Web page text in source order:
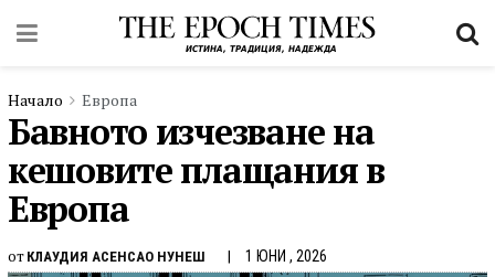
Начало Европа
Бавното изчезване на
кешовите плащания в
Европа
от КЛАУДИЯ АСЕНСАО НУНЕШ 1 ЮНИ , 2026